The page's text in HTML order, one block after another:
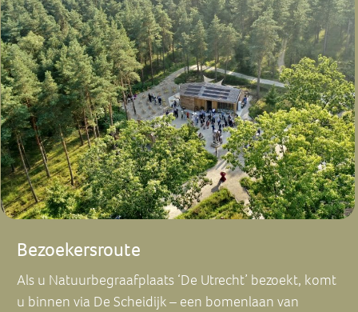
Bezoekersroute
Als u Natuurbegraafplaats ‘De Utrecht’ bezoekt, komt
u binnen via De Scheidijk – een bomenlaan van